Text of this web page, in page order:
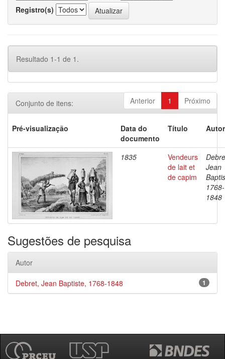
Registro(s)
Resultado 1-1 de 1.
Anterior 1 Próximo
Conjunto de itens:
Pré-visualização
Data do
documento
Título
1835
Vendeurs
de lait et
de capim
Jean
1768-
1848
Sugestões de pesquisa
Autor
1
Debret, Jean Baptiste, 1768-1848